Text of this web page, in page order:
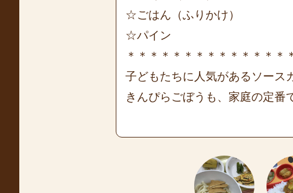
☆ごはん（ふりかけ）
☆パイン
＊＊＊＊＊＊＊＊＊＊＊＊＊＊
子どもたちに人気があるソース
きんぴらごぼうも、家庭の定番